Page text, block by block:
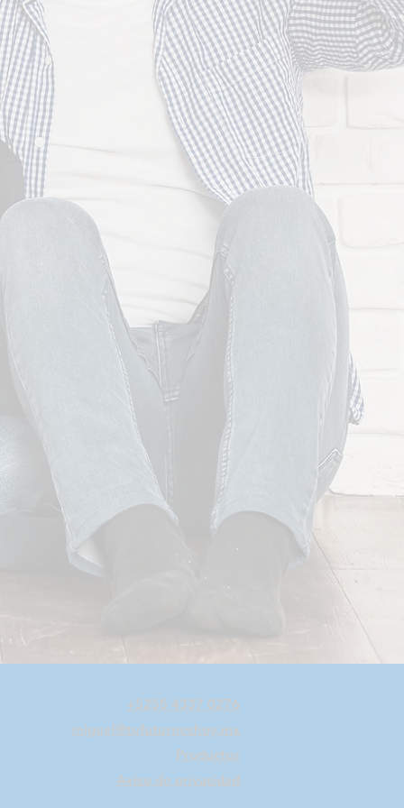
+5255 4337 0276
miguel@tufuturoeshoy.mx
Productos
Aviso de privacidad